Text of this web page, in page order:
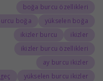
boğa burcu özellikleri
yükselen boğa
boğa
ikizler
ikizler burcu
ikizler burcu özellikleri
ay burcu ikizler
yükselen burcu ikizler